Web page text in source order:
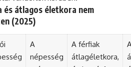
és átlagos életkora nem
(2025)
A
népesség
A férfiak
átlagéletkora,